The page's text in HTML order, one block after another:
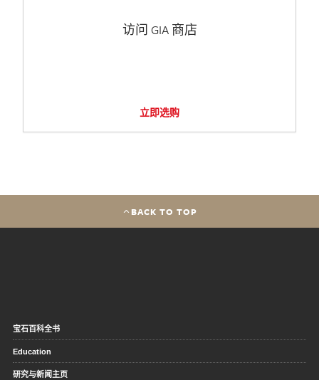
访问 GIA 商店
立即选购
BACK TO TOP
宝石百科全书
Education
研究与新闻主页